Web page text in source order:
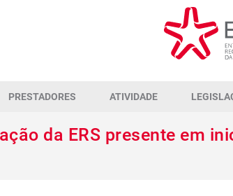
PRESTADORES ATIVIDADE
da ERS presente em